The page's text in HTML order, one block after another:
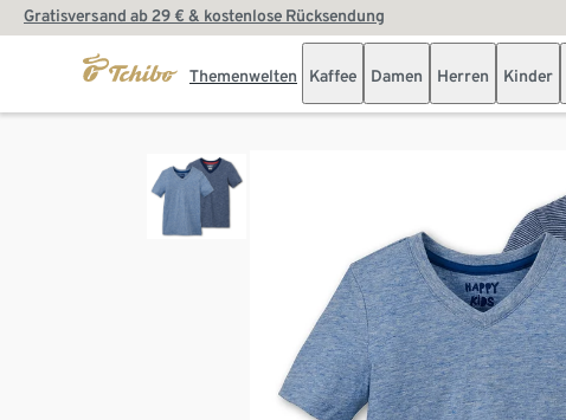
Gratisversand ab 29 € & kostenlose Rücksendung
Themenwelten Kaffee Damen Herren Kinder